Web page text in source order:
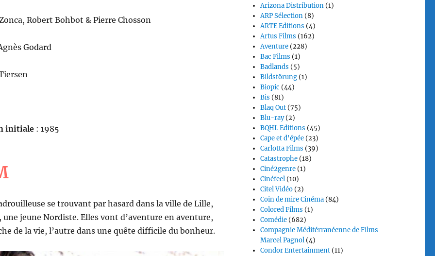
Robert Bohbot & Pierre Chosson
Godard
initiale: 1985
se trouvant par hasard dans la ville de Lille,
jeune Nordiste. Elles vont d’aventure en aventure,
de la vie, l’autre dans une quête difficile du bonheur.
Arizona Distribution (1)
ARP Sélection (8)
ARTE Editions (4)
Artus Films (162)
Aventure (228)
Bac Films (1)
Badlands (5)
Bildstörung (1)
Biopic (44)
Bis (81)
Blaq Out (75)
Blu-ray(2)
BQHL Editions (45)
Cape et d'épée (23)
Carlotta Films (39)
Catastrophe (18)
Ciné2genre (1)
Cinéfeel (10)
Citel Vidéo (2)
Coin de mire Cinéma (84)
Colored Films (1)
Comédie (682)
Compagnie Méditérranéenne de Films –
Marcel Pagnol (4)
Condor Entertainment (11)